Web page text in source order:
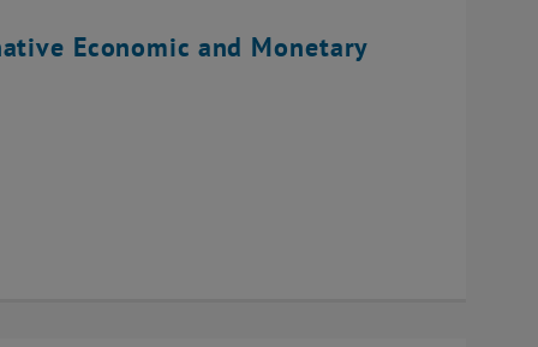
Economic and Monetary